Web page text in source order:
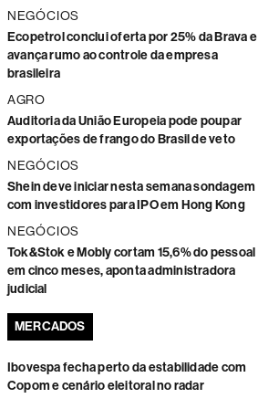
NEGÓCIOS
Ecopetrol conclui oferta por 25% da Brava e
avança rumo ao controle da empresa
brasileira
AGRO
Auditoria da União Europeia pode poupar
exportações de frango do Brasil de veto
NEGÓCIOS
Shein deve iniciar nesta semana sondagem
com investidores para IPO em Hong Kong
NEGÓCIOS
Tok&Stok e Mobly cortam 15,6% do pessoal
em cinco meses, aponta administradora
judicial
MERCADOS
Ibovespa fecha perto da estabilidade com
Copom e cenário eleitoral no radar